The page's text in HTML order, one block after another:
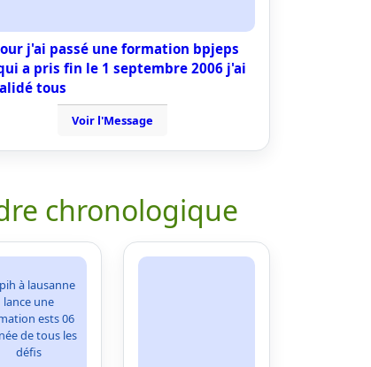
j'ai passé une formation bpjeps
a pris fin le 1 septembre 2006 j'ai
tous
Voir l'Message
chronologique
à lausanne
lance une
ests 06
de tous les
défis